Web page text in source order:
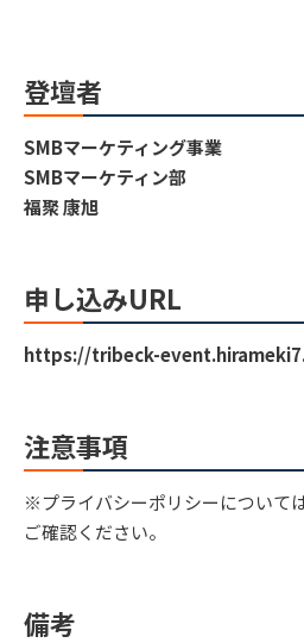
登壇者
SMBマーケティング事業
SMBマーケティン部
福聚 康旭
申し込みURL
https://tribeck-
注意事項
※プライバシーポリシーについて
ご確認ください。
備考